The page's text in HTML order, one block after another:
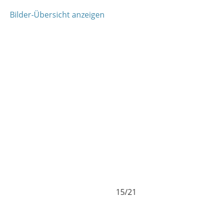
Bilder-Übersicht anzeigen
15/21